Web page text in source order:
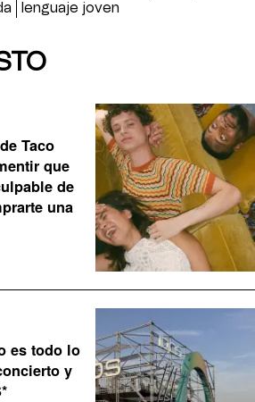
lenguaje joven
Taco
que
de
una
es todo lo
y